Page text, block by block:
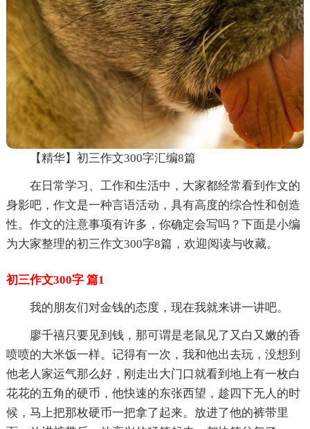
【精华】初三作文300字汇编8篇
在日常学习、工作和生活中，大家都经常看到作文的
身影吧，作文是一种言语活动，具有高度的综合性和创造
性。作文的注意事项有许多，你确定会写吗？下面是小编
为大家整理的初三作文300字8篇，欢迎阅读与收藏。
初三作文300字 篇1
我的朋友们对金钱的态度，现在我就来讲一讲吧。
廖千禧只要见到钱，那可谓是老鼠见了又白又嫩的香
喷喷的大米饭一样。记得有一次，我和他出去玩，没想到
他老人家运气那么好，刚走出大门口就看到地上有一枚白
花花的五角的硬币，他快速的东张西望，趁四下无人的时
候，马上把那枚硬币一把拿了起来。放进了他的裤带里